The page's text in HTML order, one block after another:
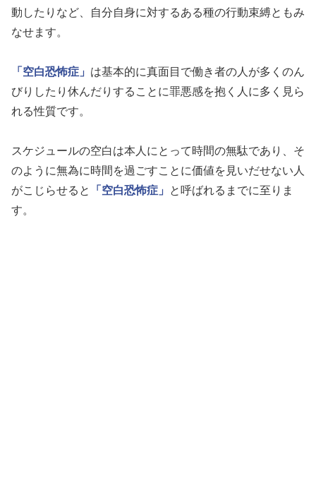
動したりなど、自分自身に対するある種の行動束縛ともみ
なせます。
「空白恐怖症」 は基本的に真面目で働き者の人が多くのん
びりしたり休んだりすることに罪悪感を抱く人に多く見ら
れる性質です。
スケジュールの空白は本人にとって時間の無駄であり、そ
のように無為に時間を過ごすことに価値を見いだせない人
がこじらせると
「空白恐怖症」
と呼ばれるまでに至りま
す。